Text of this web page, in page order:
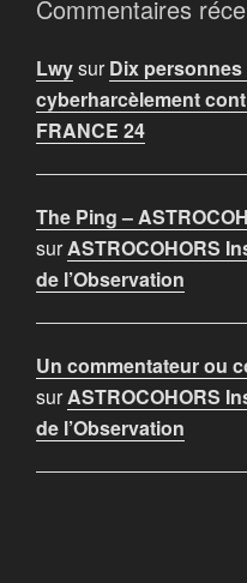
Commentaires
LwysurDix
cyberharcèlement
FRANCE 24
The Ping –
surASTROCOHORS
de l’Observation
Un commentateur ou
surASTROCOHORS
de l’Observation